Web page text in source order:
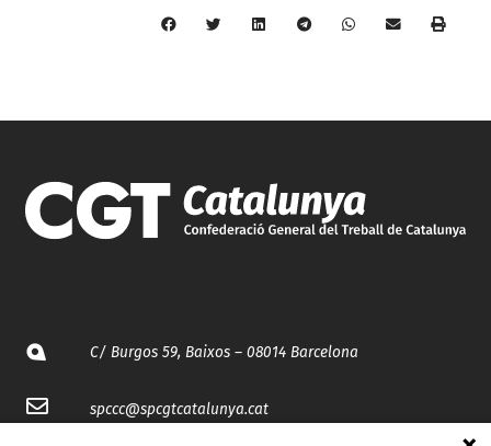
C/ Burgos 59, Baixos – 08014 Barcelona
spccc@spcgtcatalunya.cat